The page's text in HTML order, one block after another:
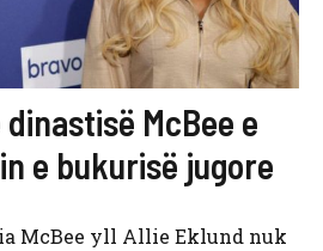
McBee e
e bukurisë jugore
McBee yll Allie Eklund nuk